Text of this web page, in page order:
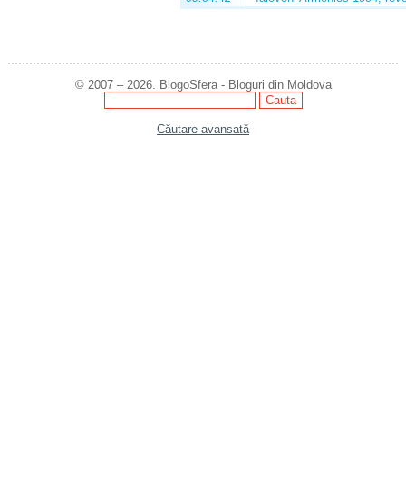
© 2007 – 2026. BlogoSfera - Bloguri din Moldova
Căutare avansată